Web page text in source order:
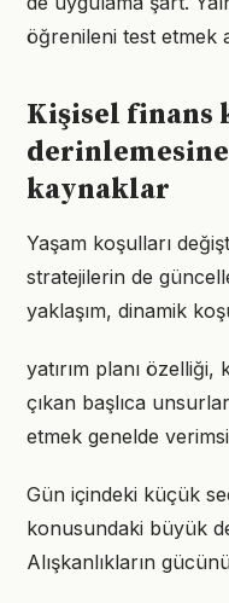
öğrenileni test etmek
Kişisel finans
kaynaklar
Yaşam koşulları
stratejilerin de
yaklaşım, dinamik
yatırım planı özelliği,
çıkan başlıca
etmek genelde
Gün içindeki küçük
konusundaki büyük
Alışkanlıkların